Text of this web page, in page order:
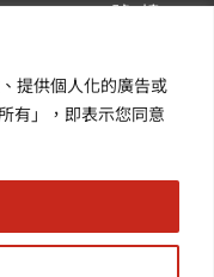
提供個人化的廣告或
有」，即表示您同意
r
號6樓
新訊 | 提
供您最新